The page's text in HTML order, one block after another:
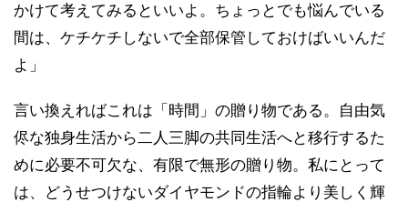
かけて考えてみるといいよ。ちょっとでも悩んでいる
間は、ケチケチしないで全部保管しておけばいいんだ
よ」
言い換えればこれは「時間」の贈り物である。自由気
侭な独身生活から二人三脚の共同生活へと移行するた
めに必要不可欠な、有限で無形の贈り物。私にとって
は、どうせつけないダイヤモンドの指輪より美しく輝